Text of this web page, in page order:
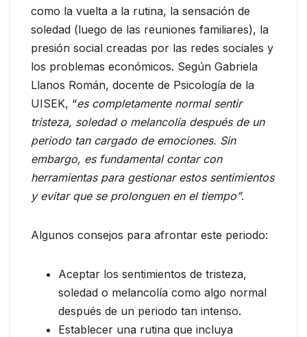
como la vuelta a la rutina, la sensación de
soledad (luego de las reuniones familiares), la
presión social creadas por las redes sociales y
los problemas económicos. Según Gabriela
Llanos Román, docente de Psicología de la
UISEK, “es completamente normal sentir
tristeza, soledad o melancolía después de un
periodo tan cargado de emociones. Sin
embargo, es fundamental contar con
herramientas para gestionar estos sentimientos
y evitar que se prolonguen en el tiempo”.
Algunos consejos para afrontar este periodo:
Aceptar los sentimientos de tristeza,
soledad o melancolía como algo normal
después de un periodo tan intenso.
Establecer una rutina que incluya